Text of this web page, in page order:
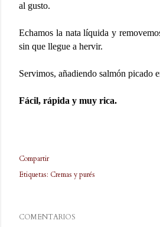
al gusto.
Echamos la nata líquida y
sin que llegue a hervir.
Servimos, añadiendo salmón picado
Fácil, rápida y muy rica.
Compartir
Etiquetas: Cremas y purés
COMENTARIOS